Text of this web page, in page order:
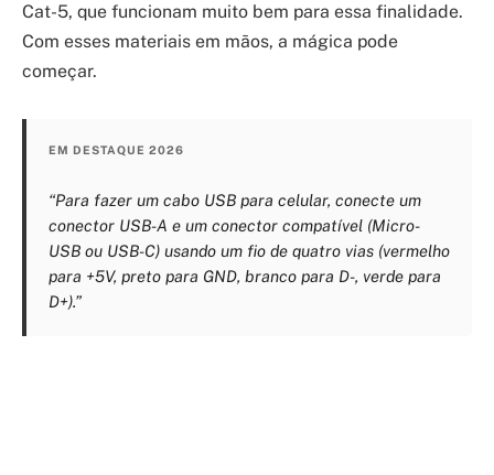
Cat-5, que funcionam muito bem para essa finalidade.
Com esses materiais em mãos, a mágica pode
começar.
EM DESTAQUE 2026
“Para fazer um cabo USB para celular, conecte um
conector USB-A e um conector compatível (Micro-
USB ou USB-C) usando um fio de quatro vias (vermelho
para +5V, preto para GND, branco para D-, verde para
D+).”